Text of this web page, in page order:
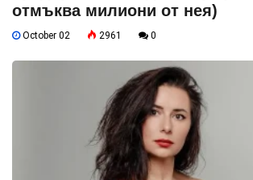
отмъква милиони от нея)
October 02 2961 0